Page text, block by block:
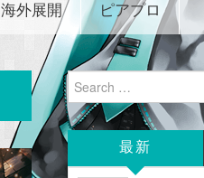
海外展開 ピアプロ
Search
for:
最新